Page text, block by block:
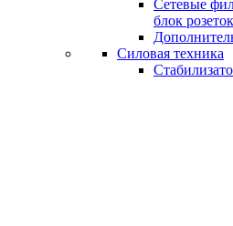
Сетевые
блок розеток
Силовая техника